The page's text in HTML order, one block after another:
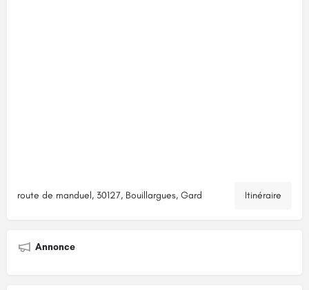
route de manduel, 30127, Bouillargues, Gard Itinéraire
Annonce